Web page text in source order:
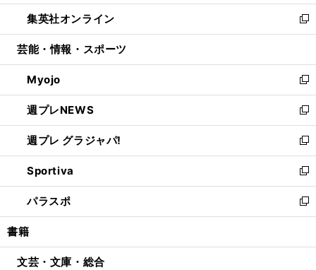
開
く
ウ
で
開
ン
ド
ウ
開
く
ウ
ィ
ン
ウ
で
開
く
し
い
ウ
ン
ド
ウ
で
開
く
集英社オンライン
新
し
ウ
ィ
ン
ド
ウ
で
開
く
芸能・情報・スポーツ
Myojo
新
し
い
ウ
ィ
ン
ド
ウ
で
開
週プレNEWS
新
し
い
ウ
ィ
ン
ド
ウ
開
週プレ グラジャパ!
新
し
い
ウ
ィ
ン
ウ
Sportiva
新
し
い
ウ
ン
パラスポ
新
し
ウ
書籍
文芸・文庫・総合